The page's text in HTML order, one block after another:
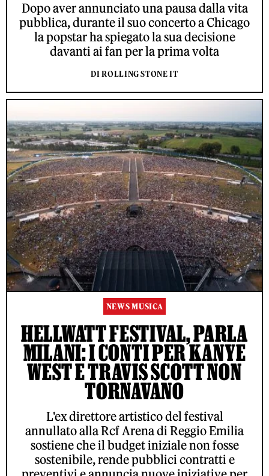
Dopo aver annunciato una pausa dalla vita
pubblica, durante il suo concerto a Chicago
la popstar ha spiegato la sua decisione
davanti ai fan per la prima volta
DI ROLLING STONE IT
NEWS MUSICA
HELLWATT FESTIVAL, PARLA
MILANI: I CONTI PER KANYE
WEST E TRAVIS SCOTT NON
TORNAVANO
L'ex direttore artistico del festival
annullato alla Rcf Arena di Reggio Emilia
sostiene che il budget iniziale non fosse
sostenibile, rende pubblici contratti e